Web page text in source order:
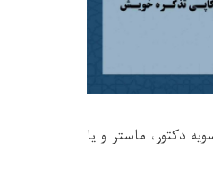
دکتور، ماستر و یا